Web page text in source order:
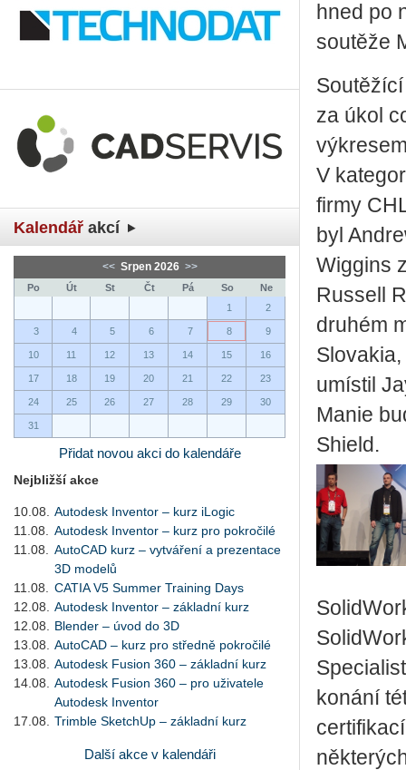
Kalendář akcí
<< Srpen 2026 >>
Po Út St Čt Pá So
Ne
1
2
3 4 5 6 7 8 9
10 11 12 13 14 15 16
17 18 19 20 21 22 23
24 25 26 27 28 29 30
31
Přidat novou akci do kalendáře
Nejbližší akce
10.08.
Autodesk Inventor – kurz iLogic
11.08.
Autodesk Inventor – kurz pro pokročilé
11.08.
AutoCAD kurz – vytváření a prezentace
3D modelů
11.08.
CATIA V5 Summer Training Days
12.08.
Autodesk Inventor – základní kurz
12.08.
Blender – úvod do 3D
13.08.
AutoCAD – kurz pro středně pokročilé
13.08.
Autodesk Fusion 360 – základní kurz
14.08.
Autodesk Fusion 360 – pro uživatele
Autodesk Inventor
17.08.
Trimble SketchUp – základní kurz
Další akce v kalendáři
hned po
soutěže
za úkol
V
firmy
byl
Wiggins
Russell
druhém
umístil
Manie
Shield.
konání